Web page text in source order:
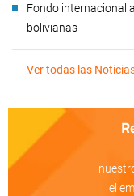
Fondo internacional
bolivianas
Ver todas las
el